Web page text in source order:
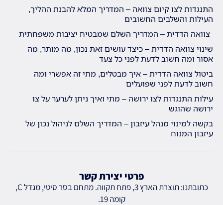
התנגדות לצו קיום צוואה – המדריך המלא להבנת ההליך,
העילות והשלבים החשובים
צוואה הדדית – המדריך השלם שמבטיח יציבות משפחתית
שינוי צוואה הדדית – כיצד עושים זאת נכון, מה מותר, מה
אסור ומה חשוב לדעת לפני כל צעד
ביטול צוואה הדדית – איך מבטלים, מתי זה אפשרי ומה
חשוב לדעת לפני שפועלים
עילות התנגדות לצו ירושה – מתי ואיך ניתן לערער על צו
ירושה שהוגש
בקשה למינוי מנהל עיזבון – המדריך השלם לניהול נכון של
עיזבון המנוח
פרטי יצירת קשר
כתובתנו: תוצרת הארץ 3, פתח תקווה. מתחם בסר סיטי, מגדל C,
קומה 19.